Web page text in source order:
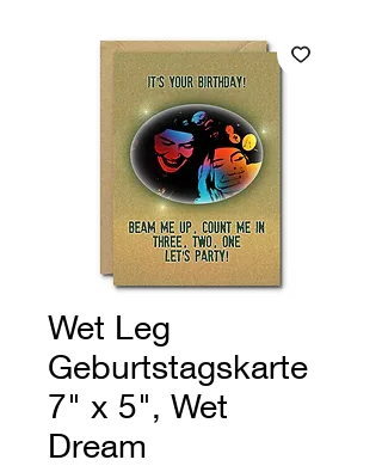
Wet Leg
Geburtstagskarte
7" x 5", Wet
Dream